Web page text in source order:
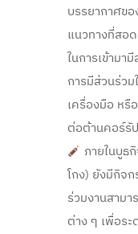
บรรยากาศข
แนวทางที่สอ
ในการเข้ามา
การมีส่วนร่ว
เครื่องมือ หรื
ต่อต้านคอร์รั
ภายในบูธ
โกง) ยังมีกิจ
ร่วมงานสาม
ต่าง ๆ เพื่อร